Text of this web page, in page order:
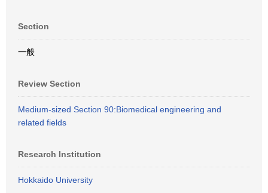
Section
一般
Review Section
Medium-sized Section 90:Biomedical engineering and
related fields
Research Institution
Hokkaido University